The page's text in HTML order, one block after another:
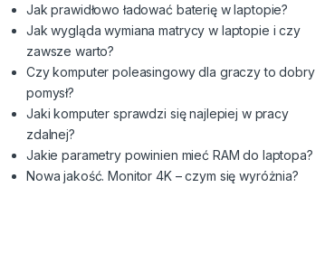
Jak prawidłowo ładować baterię w laptopie?
Jak wygląda wymiana matrycy w laptopie i czy
zawsze warto?
Czy komputer poleasingowy dla graczy to dobry
pomysł?
Jaki komputer sprawdzi się najlepiej w pracy
zdalnej?
Jakie parametry powinien mieć RAM do laptopa?
Nowa jakość. Monitor 4K – czym się wyróżnia?